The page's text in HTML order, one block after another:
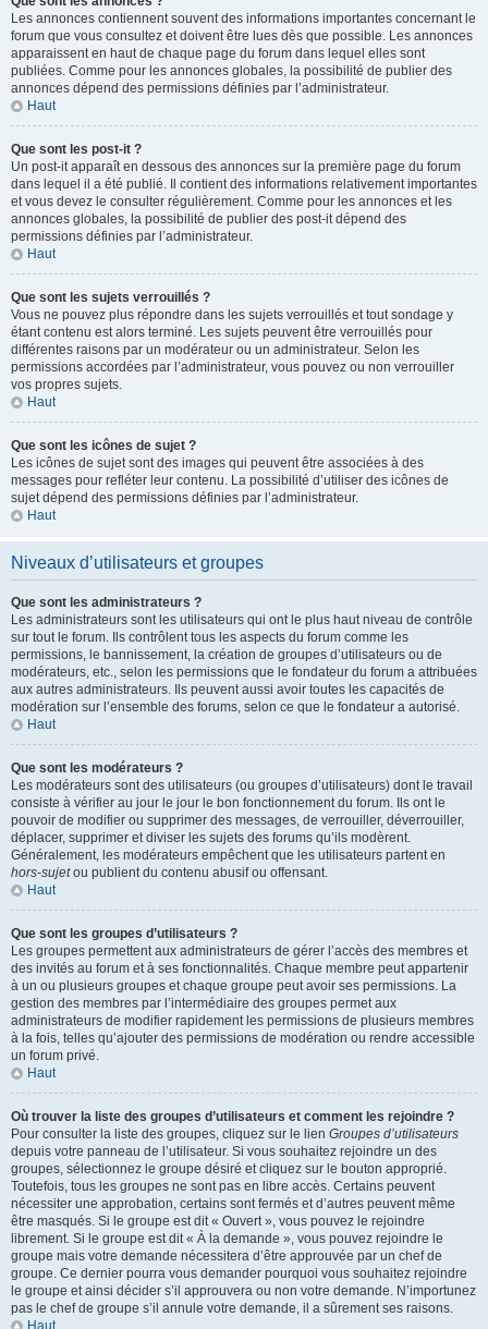
Les annonces contiennent souvent des informations importantes concernant le
forum que vous consultez et doivent être lues dès que possible. Les annonces
apparaissent en haut de chaque page du forum dans lequel elles sont
publiées. Comme pour les annonces globales, la possibilité de publier des
annonces dépend des permissions définies par l’administrateur.
Haut
Que sont les post-it ?
Un post-it apparaît en dessous des annonces sur la première page du forum
dans lequel il a été publié. Il contient des informations relativement importantes
et vous devez le consulter régulièrement. Comme pour les annonces et les
annonces globales, la possibilité de publier des post-it dépend des
permissions définies par l’administrateur.
Haut
Que sont les sujets verrouillés ?
Vous ne pouvez plus répondre dans les sujets verrouillés et tout sondage y
étant contenu est alors terminé. Les sujets peuvent être verrouillés pour
différentes raisons par un modérateur ou un administrateur. Selon les
permissions accordées par l’administrateur, vous pouvez ou non verrouiller
vos propres sujets.
Haut
Que sont les icônes de sujet ?
Les icônes de sujet sont des images qui peuvent être associées à des
messages pour refléter leur contenu. La possibilité d’utiliser des icônes de
sujet dépend des permissions définies par l’administrateur.
Haut
Niveaux d’utilisateurs et groupes
Que sont les administrateurs ?
Les administrateurs sont les utilisateurs qui ont le plus haut niveau de contrôle
sur tout le forum. Ils contrôlent tous les aspects du forum comme les
permissions, le bannissement, la création de groupes d’utilisateurs ou de
modérateurs, etc., selon les permissions que le fondateur du forum a attribuées
aux autres administrateurs. Ils peuvent aussi avoir toutes les capacités de
modération sur l’ensemble des forums, selon ce que le fondateur a autorisé.
Haut
Que sont les modérateurs ?
Les modérateurs sont des utilisateurs (ou groupes d’utilisateurs) dont le travail
consiste à vérifier au jour le jour le bon fonctionnement du forum. Ils ont le
pouvoir de modifier ou supprimer des messages, de verrouiller, déverrouiller,
déplacer, supprimer et diviser les sujets des forums qu’ils modèrent.
Généralement, les modérateurs empêchent que les utilisateurs partent en
hors-sujetou publient du contenu abusif ou offensant.
Haut
Que sont les groupes d’utilisateurs ?
Les groupes permettent aux administrateurs de gérer l’accès des membres et
des invités au forum et à ses fonctionnalités. Chaque membre peut appartenir
à un ou plusieurs groupes et chaque groupe peut avoir ses permissions. La
gestion des membres par l’intermédiaire des groupes permet aux
administrateurs de modifier rapidement les permissions de plusieurs membres
à la fois, telles qu’ajouter des permissions de modération ou rendre accessible
un forum privé.
Haut
Où trouver la liste des groupes d’utilisateurs et comment les rejoindre ?
Pour consulter la liste des groupes, cliquez sur le lien Groupes d’utilisateurs
depuis votre panneau de l’utilisateur. Si vous souhaitez rejoindre un des
groupes, sélectionnez le groupe désiré et cliquez sur le bouton approprié.
Toutefois, tous les groupes ne sont pas en libre accès. Certains peuvent
nécessiter une approbation, certains sont fermés et d’autres peuvent même
être masqués. Si le groupe est dit « Ouvert », vous pouvez le rejoindre
librement. Si le groupe est dit « À la demande », vous pouvez rejoindre le
groupe mais votre demande nécessitera d’être approuvée par un chef de
groupe. Ce dernier pourra vous demander pourquoi vous souhaitez rejoindre
le groupe et ainsi décider s’il approuvera ou non votre demande. N’importunez
pas le chef de groupe s’il annule votre demande, il a sûrement ses raisons.
Haut